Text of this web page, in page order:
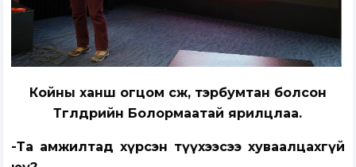
Койны ханш огцом өсөж, тэрбумтан болсон
Төгөлдөрийн Болормаатай ярилцлаа.
-Та амжилтад хүрсэн түүхээсээ хуваалцахгүй